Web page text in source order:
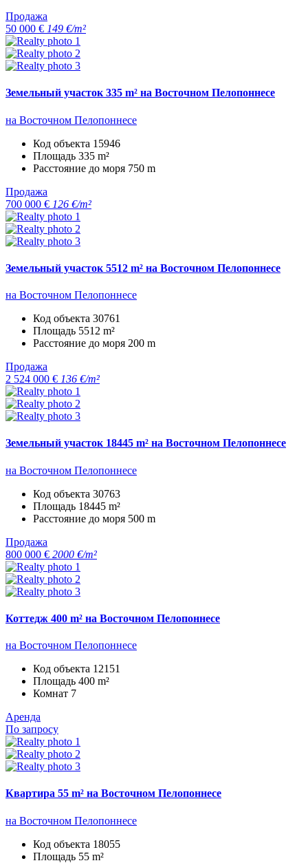
Продажа
50 000 € 149 €/m²
Земельный участок 335 m² на Восточном Пелопоннесе
на Восточном Пелопоннесе
Код объекта 15946
Площадь 335 m²
Расстояние до моря 750 m
Продажа
700 000 € 126 €/m²
Земельный участок 5512 m² на Восточном Пелопоннесе
на Восточном Пелопоннесе
Код объекта 30761
Площадь 5512 m²
Расстояние до моря 200 m
Продажа
2 524 000 € 136 €/m²
Земельный участок 18445 m² на Восточном Пелопоннесе
на Восточном Пелопоннесе
Код объекта 30763
Площадь 18445 m²
Расстояние до моря 500 m
Продажа
800 000 € 2000 €/m²
Коттедж 400 m² на Восточном Пелопоннесе
на Восточном Пелопоннесе
Код объекта 12151
Площадь 400 m²
Комнат 7
Аренда
По запросу
Квартира 55 m² на Восточном Пелопоннесе
на Восточном Пелопоннесе
Код объекта 18055
Площадь 55 m²